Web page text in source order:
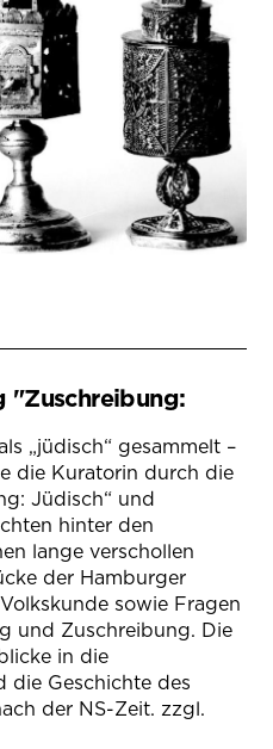
"Zuschreibung:
„jüdisch“ gesammelt –
die Kuratorin durch die
Jüdisch“ und
hinter den
lange verschollen
der Hamburger
sowie Fragen
und Zuschreibung. Die
in die
die Geschichte des
der NS-Zeit. zzgl.